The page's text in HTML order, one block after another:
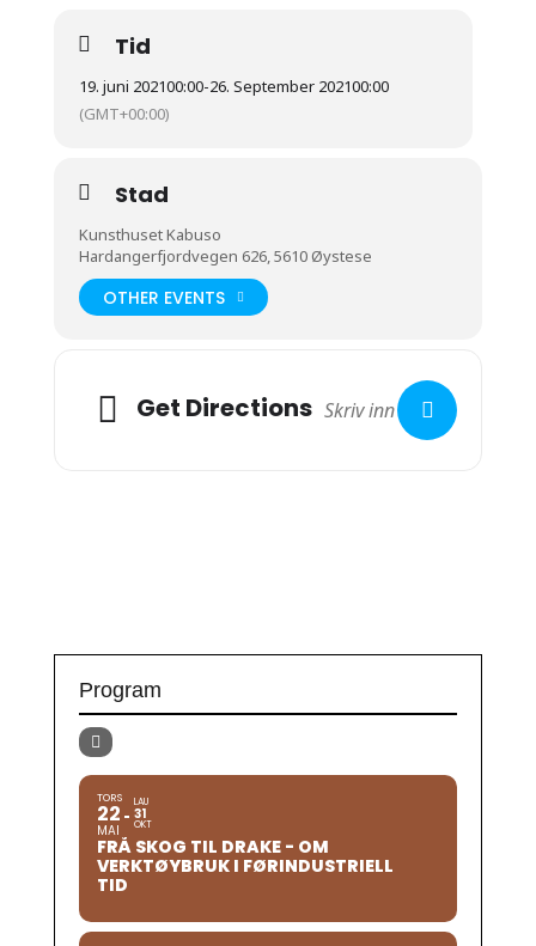
Tid
19. juni 202100:00-26. September 202100:00
(GMT+00:00)
Stad
Kunsthuset Kabuso
Hardangerfjordvegen 626, 5610 Øystese
OTHER EVENTS
Get Directions
Program
TORS
22
MAI
LAU
31
OKT
FRÅ SKOG TIL DRAKE - OM
VERKTØYBRUK I FØRINDUSTRIELL
TID